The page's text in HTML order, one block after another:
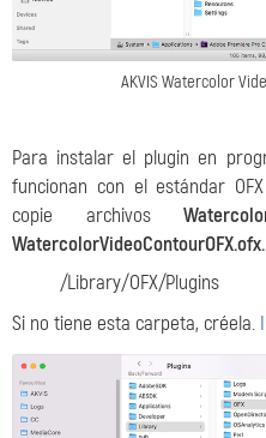
AKVIS Watercolor
Para instalar el plugin en
funcionan con el estándar
copie archivos
/Library/OFX/Plugins
Si no tiene esta carpeta, créela.